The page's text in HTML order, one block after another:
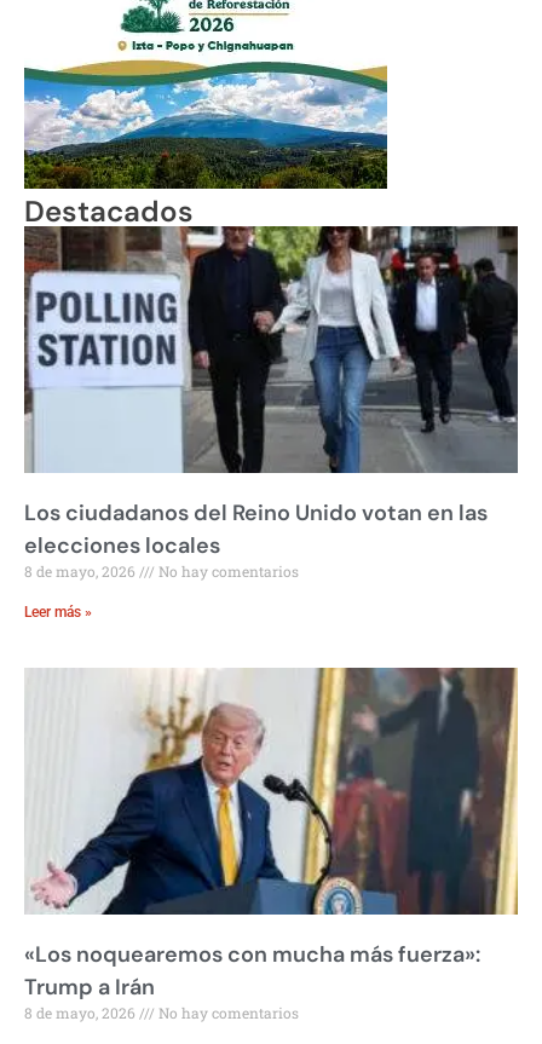
Destacados
Los ciudadanos del Reino Unido votan en las
elecciones locales
8 de mayo, 2026 No hay comentarios
Leer más »
«Los noquearemos con mucha más fuerza»:
Trump a Irán
8 de mayo, 2026 No hay comentarios